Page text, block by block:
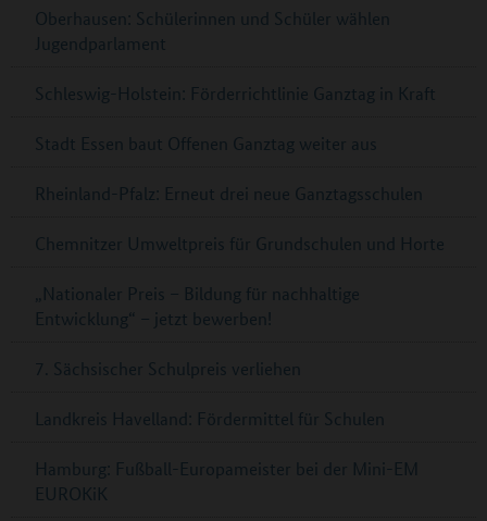
Oberhausen: Schülerinnen und Schüler wählen
Jugendparlament
Schleswig-Holstein: Förderrichtlinie Ganztag in Kraft
Stadt Essen baut Offenen Ganztag weiter aus
Rheinland-Pfalz: Erneut drei neue Ganztagsschulen
Chemnitzer Umweltpreis für Grundschulen und Horte
„Nationaler Preis – Bildung für nachhaltige
Entwicklung“ – jetzt bewerben!
7. Sächsischer Schulpreis verliehen
Landkreis Havelland: Fördermittel für Schulen
Hamburg: Fußball-Europameister bei der Mini-EM
EUROKiK